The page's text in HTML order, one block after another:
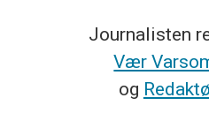
Journalisten
Vær
og